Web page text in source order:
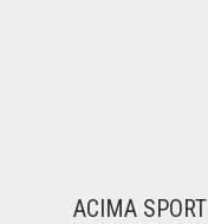
ACIMA SPORT